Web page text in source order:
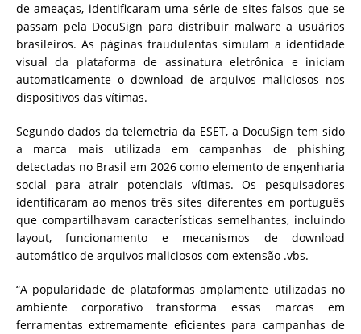
de ameaças, identificaram uma série de sites falsos que se
passam pela DocuSign para distribuir malware a usuários
brasileiros. As páginas fraudulentas simulam a identidade
visual da plataforma de assinatura eletrônica e iniciam
automaticamente o download de arquivos maliciosos nos
dispositivos das vítimas.
Segundo dados da telemetria da ESET, a DocuSign tem sido
a marca mais utilizada em campanhas de phishing
detectadas no Brasil em 2026 como elemento de engenharia
social para atrair potenciais vítimas. Os pesquisadores
identificaram ao menos três sites diferentes em português
que compartilhavam características semelhantes, incluindo
layout, funcionamento e mecanismos de download
automático de arquivos maliciosos com extensão .vbs.
“A popularidade de plataformas amplamente utilizadas no
ambiente corporativo transforma essas marcas em
ferramentas extremamente eficientes para campanhas de